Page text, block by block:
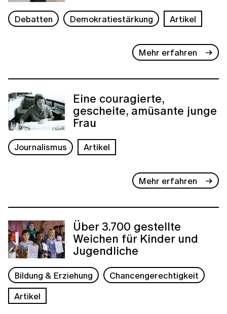
Debatten Demokratiestärkung Artikel
Mehr erfahren
Eine couragierte,
gescheite, amüsante junge
Frau
Journalismus Artikel
Mehr erfahren
Über 3.700 gestellte
Weichen für Kinder und
Jugendliche
Bildung & Erziehung
Chancengerechtigkeit
Artikel